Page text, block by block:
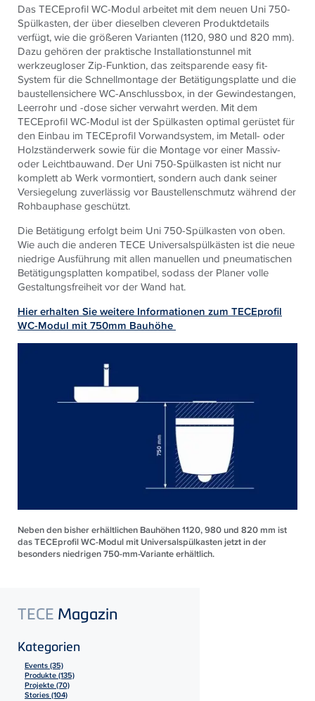
Das TECEprofil WC-Modul arbeitet mit dem neuen Uni 750-
Spülkasten, der über dieselben cleveren Produktdetails
verfügt, wie die größeren Varianten (1120, 980 und 820 mm).
Dazu gehören der praktische Installationstunnel mit
werkzeugloser Zip-Funktion, das zeitsparende easy fit-
System für die Schnellmontage der Betätigungsplatte und die
baustellensichere WC-Anschlussbox, in der Gewindestangen,
Leerrohr und -dose sicher verwahrt werden. Mit dem
TECEprofil WC-Modul ist der Spülkasten optimal gerüstet für
den Einbau im TECEprofil Vorwandsystem, im Metall- oder
Holzständerwerk sowie für die Montage vor einer Massiv-
oder Leichtbauwand. Der Uni 750-Spülkasten ist nicht nur
komplett ab Werk vormontiert, sondern auch dank seiner
Versiegelung zuverlässig vor Baustellenschmutz während der
Rohbauphase geschützt.
Die Betätigung erfolgt beim Uni 750-Spülkasten von oben.
Wie auch die anderen TECE Universalspülkästen ist die neue
niedrige Ausführung mit allen manuellen und pneumatischen
Betätigungsplatten kompatibel, sodass der Planer volle
Gestaltungsfreiheit vor der Wand hat.
Hier erhalten Sie weitere Informationen zum TECEprofil
WC-Modul mit 750mm Bauhöhe
Neben den bisher erhältlichen Bauhöhen 1120, 980 und 820 mm ist
das TECEprofil WC-Modul mit Universalspülkasten jetzt in der
besonders niedrigen 750-mm-Variante erhältlich.
TECE Magazin
Kategorien
Events (35)
Produkte (135)
Projekte (70)
Stories (104)